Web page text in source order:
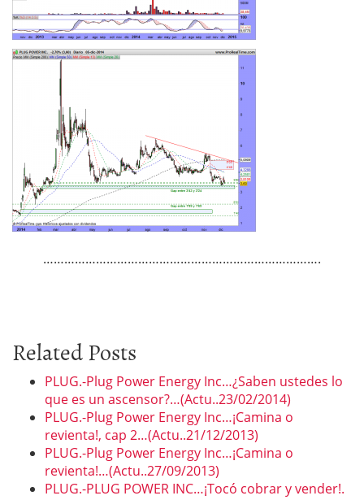
…………………………………………………………………….
Related Posts
PLUG.-Plug Power Energy Inc…¿Saben ustedes lo
que es un ascensor?…(Actu..23/02/2014)
PLUG.-Plug Power Energy Inc…¡Camina o
revienta!, cap 2…(Actu..21/12/2013)
PLUG.-Plug Power Energy Inc…¡Camina o
revienta!…(Actu..27/09/2013)
PLUG.-PLUG POWER INC…¡Tocó cobrar y vender!.